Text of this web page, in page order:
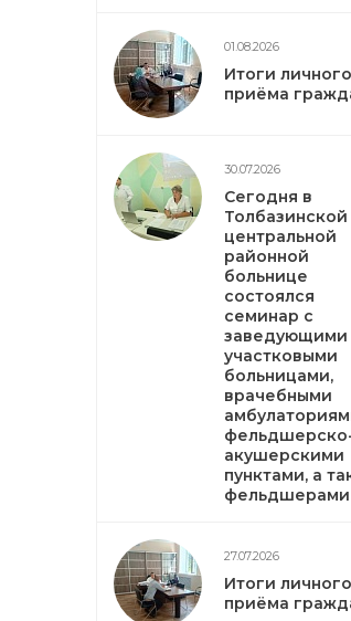
01.08.2026
Итоги личного
приёма
30.07.2026
Сегодня в
Толбазинской
центральной
районной
больнице
состоялся
семинар с
заведующими
участковыми
больницами,
врачебными
акушерскими
пунктами, а
фельдшерами
27.07.2026
Итоги личного
приёма